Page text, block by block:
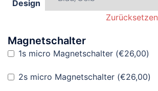
Design
Zurücksetzen
Magnetschalter
1s micro Magnetschalter (€26,00)
2s micro Magnetschalter (€26,00)